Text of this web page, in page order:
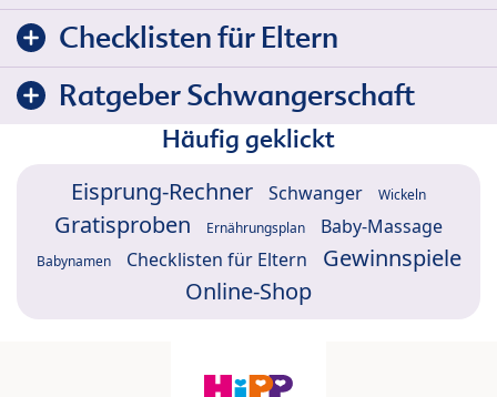
Checklisten für Eltern
Ratgeber Schwangerschaft
Häufig geklickt
Eisprung-Rechner Schwanger Wickeln
Gratisproben Ernährungsplan Baby-Massage
Babynamen Checklisten für Eltern
Gewinnspiele
Online-Shop